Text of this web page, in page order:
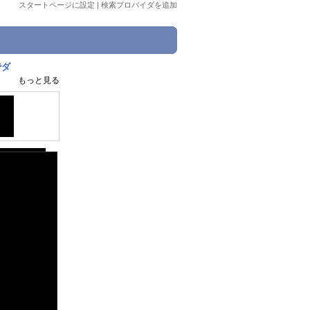
スタートページに設定 | 検索プロバイダを追加
もっと見る